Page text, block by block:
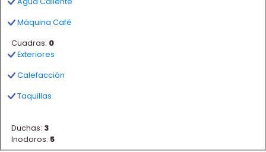
Máquina Café
Cuadras: 0
Exteriores
Calefacción
Taquillas
Duchas: 3
Inodoros: 5